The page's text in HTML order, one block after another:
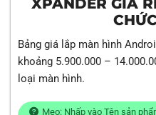
XPANDER GIÁ
Bảng giá lắp màn hình
khoảng 5.900.000 –
loại màn hình.
Mẹo: Nhấp vào Tên sản